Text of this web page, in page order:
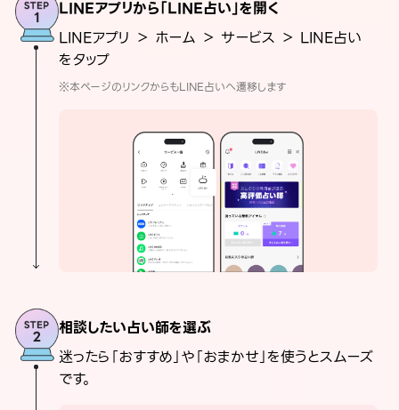
LINEアプリから「LINE占い」を開く
LINEアプリ ＞ ホーム ＞ サービス ＞ LINE占い
をタップ
※本ページのリンクからもLINE占いへ遷移します
相談したい占い師を選ぶ
迷ったら「おすすめ」や「おまかせ」を使うとスムーズ
です。